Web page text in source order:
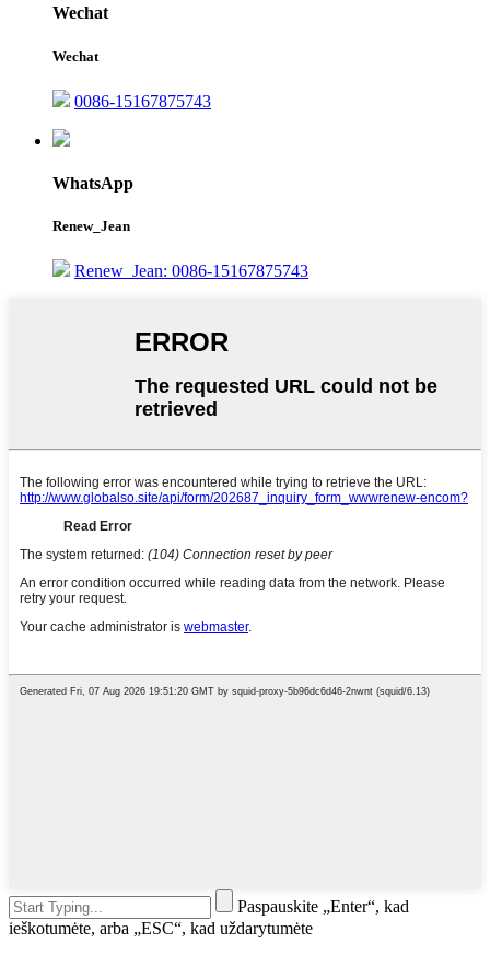
Wechat
Wechat
0086-15167875743
WhatsApp
Renew_Jean
Renew_Jean: 0086-15167875743
Paspauskite „Enter“, kad
ieškotumėte, arba „ESC“, kad uždarytumėte